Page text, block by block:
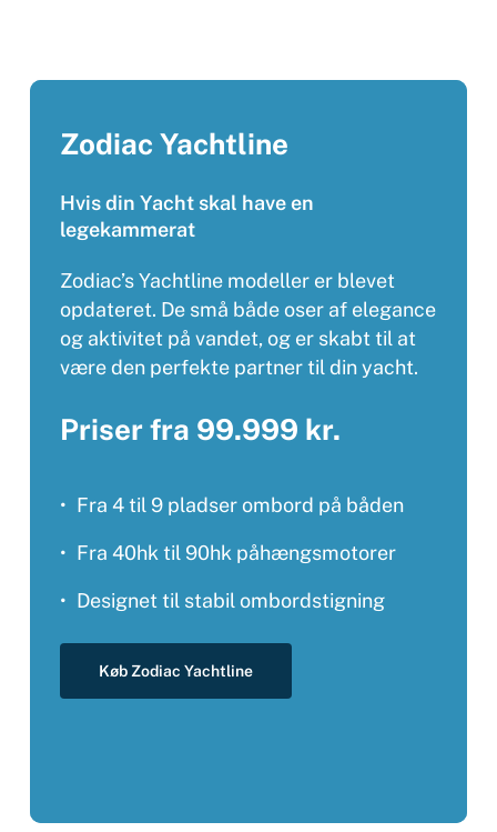
Zodiac Yachtline
Hvis din Yacht skal have en
legekammerat
Zodiac’s Yachtline modeller er blevet
opdateret. De små både oser af elegance
og aktivitet på vandet, og er skabt til at
være den perfekte partner til din yacht.
Priser fra 99.999 kr.
Fra 4 til 9 pladser ombord på båden
Fra 40hk til 90hk påhængsmotorer
Designet til stabil ombordstigning
Køb Zodiac Yachtline